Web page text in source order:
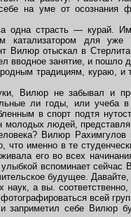
на уме от осознания
одна страсть — курай.
катализатором для уже
Вилюр отыскал в
вводное занятие, и
традициям, кураю, и
Вилюр не забывал и
ли годы, или учеба
в спорт подтя
молодых людей,
Вилюр
что именно в те
его во всех
вспоминает сейчас
будущее.
наук, а вы.
всей
заприметил себе Вилюр